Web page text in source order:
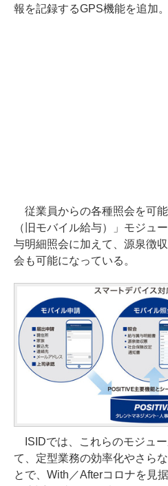
報を記録するGPS機能を追加。
従業員からの各種照会を可
（旧モバイル給与）」モジュ
与明細照会に加えて、源泉徴
会も可能になっている。
ISIDでは、これらのモジュ
て、定型業務の効率化やさら
とで、With／Afterコロナを見